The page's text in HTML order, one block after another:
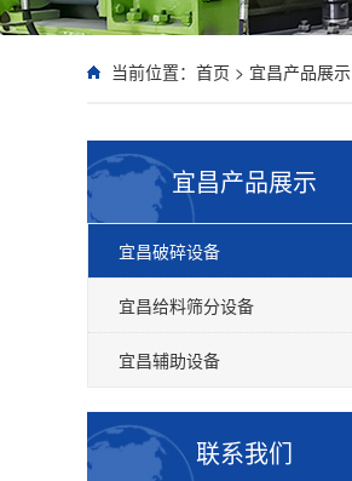
当前位置： 首页 > 宜昌产品展示
宜昌产品展示
宜昌破碎设备
宜昌给料筛分设备
宜昌辅助设备
联系我们